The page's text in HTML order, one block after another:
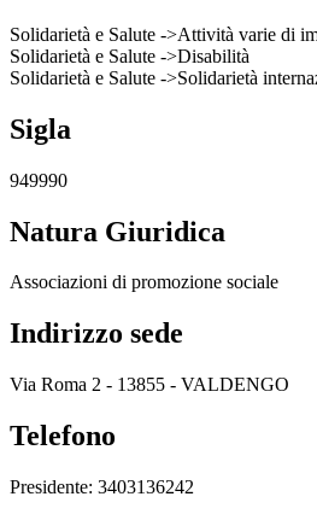
Solidarietà e Salute ->Attività varie di
Solidarietà e Salute ->Disabilità
Solidarietà e Salute ->Solidarietà
Sigla
949990
Natura Giuridica
Associazioni di promozione sociale
Indirizzo sede
Via Roma 2 - 13855 - VALDENGO
Telefono
Presidente: 3403136242